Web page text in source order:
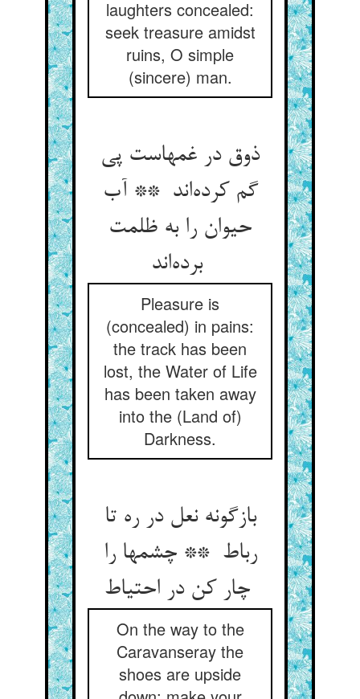
laughters concealed:
seek treasure amidst
ruins, O simple
(sincere) man.
ذوق در غمهاست پی
گم کرده‌اند ** آب
حیوان را به ظلمت
برده‌اند
Pleasure is
(concealed) in pains:
the track has been
lost, the Water of Life
has been taken away
into the (Land of)
Darkness.
بازگونه نعل در ره تا
رباط ** چشمها را
On the way to the
Caravanseray the
shoes are upside